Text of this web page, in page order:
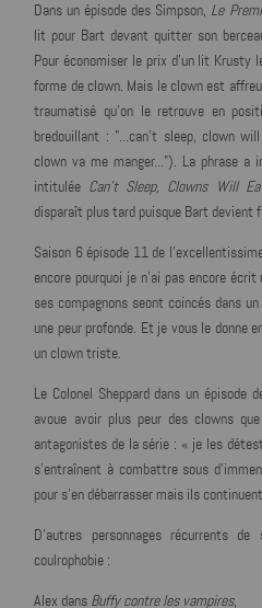
Dans un épisode des Simpson, Le
lit pour Bart devant quitter son
Pour économiser le prix d'un lit Krusty
forme de clown. Mais le clown est
traumatisé qu'on le retrouve en
bredouillant : "...can't sleep, clown
clown va me manger..."). La phrase a
intitulée Can't Sleep, Clowns Will
disparaît plus tard puisque Bart devient
Saison 6 épisode 11 de
encore pourquoi je n'ai pas encore
ses compagnons seont coincés dans
une peur profonde. Et je vous le donne
un clown triste.
Le Colonel Sheppard dans un épisode
avoue avoir plus peur des clowns
antagonistes de la série : « je les
s'entraînent à combattre sous
pour s'en débarrasser mais ils
D'autres personnages récurrents
coulrophobie :
Alex dans Buffy contre les vampires,